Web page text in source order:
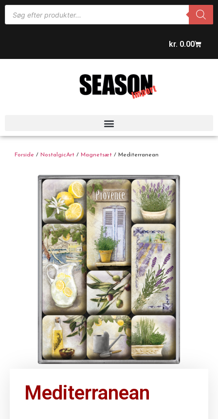
kr. 0.00
Forside / NostalgicArt / Magnetsæt / Mediterranean
Mediterranean